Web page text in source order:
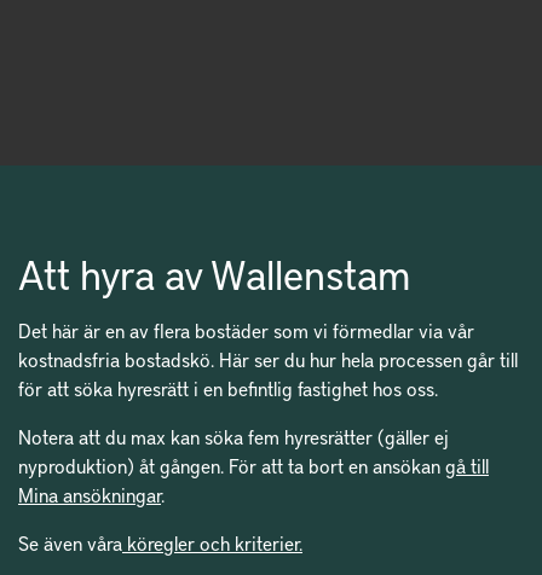
Att hyra av Wallenstam
Det här är en av flera bostäder som vi förmedlar via vår
kostnadsfria bostadskö. Här ser du hur hela processen går till
för att söka hyresrätt i en befintlig fastighet hos oss.
Notera att du max kan söka fem hyresrätter (gäller ej
nyproduktion) åt gången. För att ta bort en ansökangå till
Mina ansökningar.
Se även våra köregler och kriterier.